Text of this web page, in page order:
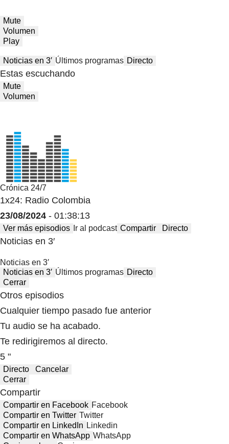
Mute
Volumen
Play
Noticias en 3′ Últimos programas Directo
Estas escuchando
Mute
Volumen
Crónica 24/7
1x24: Radio Colombia
23/08/2024 - 01:38:13
Ver más episodios Ir al podcast Compartir Directo
Noticias en 3′
Noticias en 3′
Noticias en 3′ Últimos programas Directo
Cerrar
Otros episodios
Cualquier tiempo pasado fue anterior
Tu audio se ha acabado.
Te redirigiremos al directo.
5 "
Directo
Cancelar
Cerrar
Compartir
Compartir en Facebook Facebook
Compartir en Twitter Twitter
Compartir en LinkedIn Linkedin
Compartir en WhatsApp WhatsApp